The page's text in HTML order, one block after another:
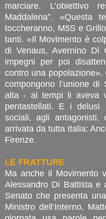
marciare. L’obiettivo
Maddalena”.
toccheranno, M5S e
tanti. «Il Movimento è
di Venaus, Avernino Di
impegni per poi
contro una
compongono l’unione
alta - ai tempi li aveva
pentastellati. E i
sociali, agli
arrivata da tutta Italia:
Firenze.
LE FRATTURE
Ma anche il Movimento
Alessandro Di Battista e
Senato che presenta
Ministro dell’Interno,